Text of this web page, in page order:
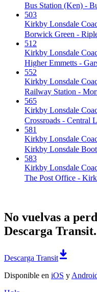
Bus Station (Ken) -
503
Kirkby Lonsdale
Borwick Green -
512
Kirkby Lonsdale
Higher Emmetts -
552
Kirkby Lonsdale
Railway Station -
565
Kirkby Lonsdale
Crossroads - Central
581
Kirkby Lonsdale
Kirkby Lonsdale
583
Kirkby Lonsdale
The Post Office -
No vuelvas a
Descarga Transit.
Descarga Transit
Disponible en iOS y